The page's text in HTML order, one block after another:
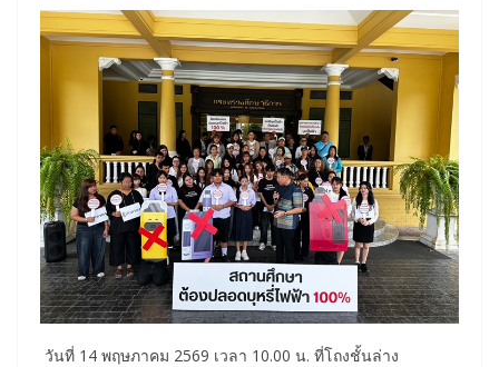
วันที่ 14 พฤษภาคม 2569 เวลา 10.00 น. ที่โถงชั้นล่าง